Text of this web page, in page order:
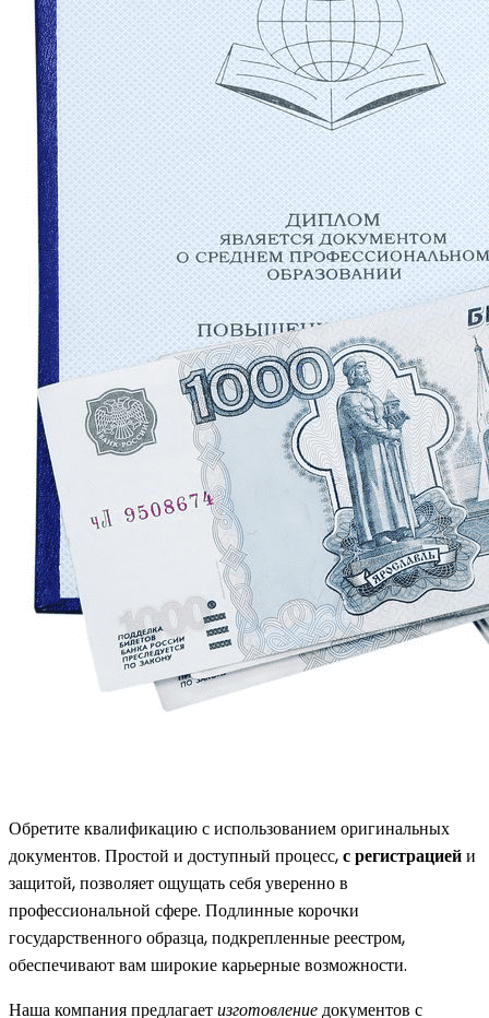
Обретите квалификацию с использованием оригинальных
документов. Простой и доступный процесс,с регистрациейи
защитой, позволяет ощущать себя уверенно в
профессиональной сфере. Подлинные корочки
государственного образца, подкрепленные реестром,
обеспечивают вам широкие карьерные возможности.
Наша компания предлагаетизготовлениедокументов с